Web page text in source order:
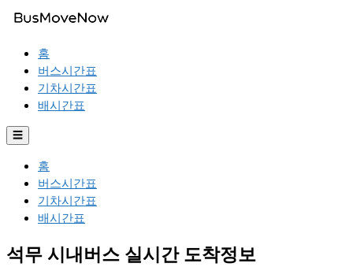
홈
버스시간표
기차시간표
배시간표
☰
홈
버스시간표
기차시간표
배시간표
석무 시내버스 실시간 도착정보